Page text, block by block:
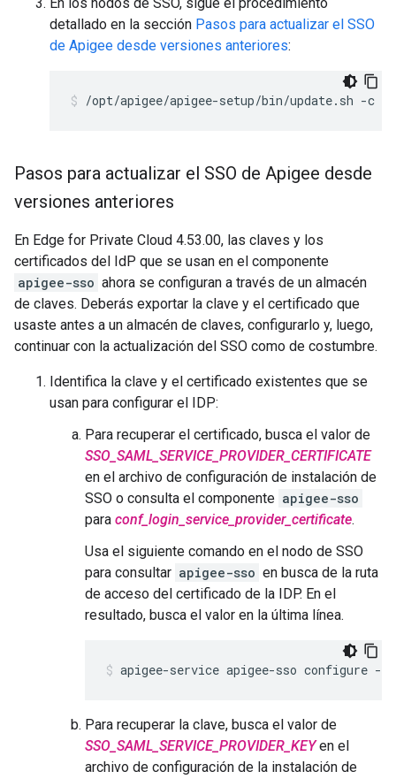
detallado en la sección Pasos para actualizar el SSO
de Apigee desde versiones anteriores:
/opt/apigee/apigee-setup/bin/update.sh -c
Pasos para actualizar el SSO de Apigee desde
versiones anteriores
En Edge for Private Cloud 4.53.00, las claves y los
certificados del IdP que se usan en el componente
apigee-sso ahora se configuran a través de un almacén
de claves. Deberás exportar la clave y el certificado que
usaste antes a un almacén de claves, configurarlo y, luego,
continuar con la actualización del SSO como de costumbre.
Identifica la clave y el certificado existentes que se
usan para configurar el IDP:
Para recuperar el certificado, busca el valor de
SSO_SAML_SERVICE_PROVIDER_CERTIFICATE
en el archivo de configuración de instalación de
SSO o consulta el componente apigee-sso
para conf_login_service_provider_certificate.
Usa el siguiente comando en el nodo de SSO
para consultar apigee-sso en busca de la ruta
de acceso del certificado de la IDP. En el
resultado, busca el valor en la última línea.
apigee-service apigee-sso configure -
Para recuperar la clave, busca el valor de
SSO_SAML_SERVICE_PROVIDER_KEYen el
archivo de configuración de la instalación de